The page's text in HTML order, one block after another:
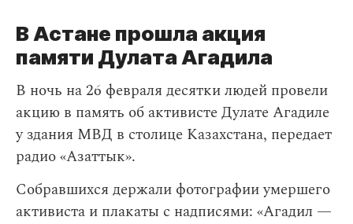
В Астане прошла акция
памяти Дулата Агадила
​В ночь на 26 февраля десятки людей провели
акцию в память об активисте Дулате Агадиле
у здания МВД в столице Казахстана, передает
радио «Азаттык».
Собравшихся держали фотографии умершего
активиста и плакаты с надписями: «Агадил —